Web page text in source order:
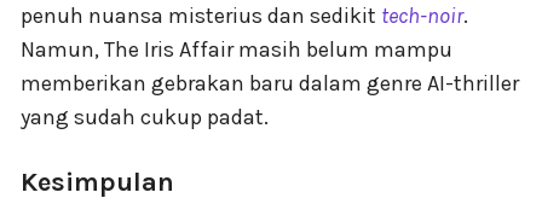
penuh nuansa misterius dan sedikit tech-noir.
Namun, The Iris Affair masih belum mampu
memberikan gebrakan baru dalam genre AI-thriller
yang sudah cukup padat.
Kesimpulan